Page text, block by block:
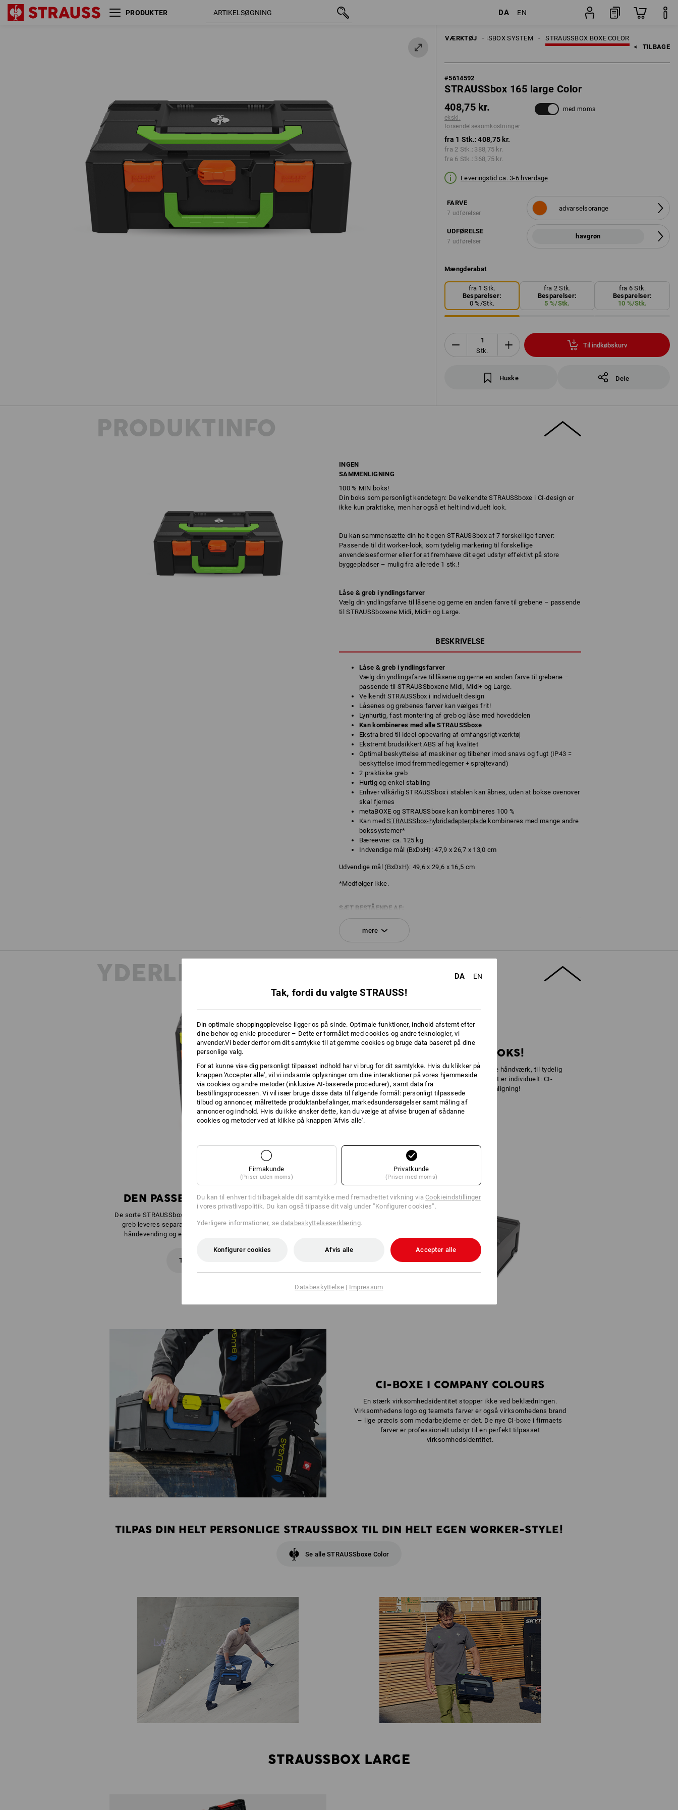
PRODUKTER DA EN
VÆRKTØJ STRAUSSBOX BOXE COLOR
STRAUSSBOX SYSTEM
HÅNDVÆRKTØJER
< TILBAGE
#5614592
STRAUSSbox 165 large Color
408,75 kr.
ekskl.
forsendelsesomkostninger
med moms
fra 1 Stk.: 408,75 kr.
fra 2 Stk.: 388,75 kr.
fra 6 Stk.: 368,75 kr.
Leveringstid ca. 3-6 hverdage
FARVE
7 udførelser
advarselsorange
UDFØRELSE
7 udførelser
havgrøn
Mængderabat
fra 1 Stk.
Besparelser:
0 %/Stk.
fra 2 Stk.
Besparelser:
5 %/Stk.
fra 6 Stk.
Besparelser:
10 %/Stk.
Stk.
Til indkøbskurv
Huske Dele
STRAUSSbox 165 large
advarselsorange havgrøn 408,75 kr.
PRODUKTINFO
INGEN
SAMMENLIGNING
100 % MIN boks!
Din boks som personligt kendetegn: De velkendte STRAUSSboxe i CI-design er
ikke kun praktiske, men har også et helt individuelt look.
Du kan sammensætte din helt egen STRAUSSbox af 7 forskellige farver:
Passende til dit worker-look, som tydelig markering til forskellige
anvendelsesformer eller for at fremhæve dit eget udstyr effektivt på store
byggepladser – mulig fra allerede 1 stk.!
Låse & greb i yndlingsfarver
Vælg din yndlingsfarve til låsene og gerne en anden farve til grebene – passende
til STRAUSSboxene Midi, Midi+ og Large.
BESKRIVELSE
Låse & greb i yndlingsfarver
Vælg din yndlingsfarve til låsene og gerne en anden farve til grebene –
passende til STRAUSSboxene Midi, Midi+ og Large.
Velkendt STRAUSSbox i individuelt design
Låsenes og grebenes farver kan vælges frit!
Lynhurtig, fast montering af greb og låse med hoveddelen
Kan kombineres med alle STRAUSSboxe
Ekstra bred til ideel opbevaring af omfangsrigt værktøj
Ekstremt brudsikkert ABS af høj kvalitet
Optimal beskyttelse af maskiner og tilbehør imod snavs og fugt (IP43 =
beskyttelse imod fremmedlegemer + sprøjtevand)
2 praktiske greb
Hurtig og enkel stabling
Enhver vilkårlig STRAUSSbox i stablen kan åbnes, uden at bokse ovenover
skal fjernes
metaBOXE og STRAUSSboxe kan kombineres 100 %
Kan medSTRAUSSbox-hybridadapterplade kombineres med mange andre
bokssystemer*
Bæreevne: ca. 125 kg
Indvendige mål (BxDxH): 47,9 x 26,7 x 13,0 cm
Udvendige mål (BxDxH): 49,6 x 29,6 x 16,5 cm
*Medfølger ikke.
SÆT BESTÅENDE AF:
STRAUSSbox 165 large N
farve: sort
x
farve: havgrøn
mere
YDERLIGERE OPLYSNINGER
HELT KLART DIN BOKS!
Hvad enten det er til adskillelse af forskellige håndværk, til tydelig
mærkning af indholdet eller bare for, at det er individuelt: CI-
STRAUSSboxe er uden sammenligning!
DEN PASSENDE BOKS TIL DIN STIL
De sorte STRAUSSboxe Midi, Midi+ og Large er helt neutrale, lås og
greb leveres separat i din yndlingsfarve. De monteres fast i en
håndevending og er så forbundet med boksen som en enhed.
Til monteringsvideo
CI-BOXE I COMPANY COLOURS
En stærk virksomhedsidentitet stopper ikke ved beklædningen.
Virksomhedens logo og teamets farver er også virksomhedens brand
– lige præcis som medarbejderne er det. De nye CI-boxe i firmaets
farver er professionelt udstyr til en perfekt tilpasset
virksomhedsidentitet.
TILPAS DIN HELT PERSONLIGE STRAUSSBOX TIL DIN HELT EGEN WORKER-STYLE!
Se alle STRAUSSboxe Color
STRAUSSBOX LARGE
DA EN
Tak, fordi du valgte STRAUSS!
Din optimale shoppingoplevelse ligger os på sinde. Optimale funktioner, indhold afstemt efter
dine behov og enkle procedurer – Dette er formålet med cookies og andre teknologier, vi
anvender.Vi beder derfor om dit samtykke til at gemme cookies og bruge data baseret på dine
personlige valg.
For at kunne vise dig personligt tilpasset indhold har vi brug for dit samtykke. Hvis du klikker på
knappen 'Accepter alle', vil vi indsamle oplysninger om dine interaktioner på vores hjemmeside
via cookies og andre metoder (inklusive AI-baserede procedurer), samt data fra
bestillingsprocessen. Vi vil især bruge disse data til følgende formål: personligt tilpassede
tilbud og annoncer, målrettede produktanbefalinger, markedsundersøgelser samt måling af
annoncer og indhold. Hvis du ikke ønsker dette, kan du vælge at afvise brugen af sådanne
cookies og metoder ved at klikke på knappen 'Afvis alle'.
Firmakunde
(Priser uden moms)
Privatkunde
(Priser med moms)
Du kan til enhver tid tilbagekalde dit samtykke med fremadrettet virkning viaCookieindstillinger
i vores privatlivspolitik. Du kan også tilpasse dit valg under ”Konfigurer cookies”.
Yderligere informationer, sedatabeskyttelseserklæring.
Konfigurer cookies Afvis alle Accepter alle
Databeskyttelse| Impressum